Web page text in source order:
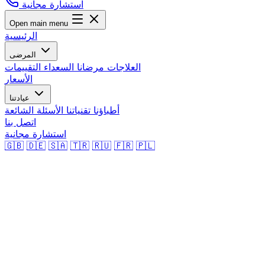
استشارة مجانية
Open main menu
الرئيسية
العلاجات مرضانا السعداء التقييمات
الأسعار
أطباؤنا تقنياتنا الأسئلة الشائعة
اتصل بنا
استشارة مجانية
🇬🇧 🇩🇪 🇸🇦 🇹🇷 🇷🇺 🇫🇷 🇵🇱